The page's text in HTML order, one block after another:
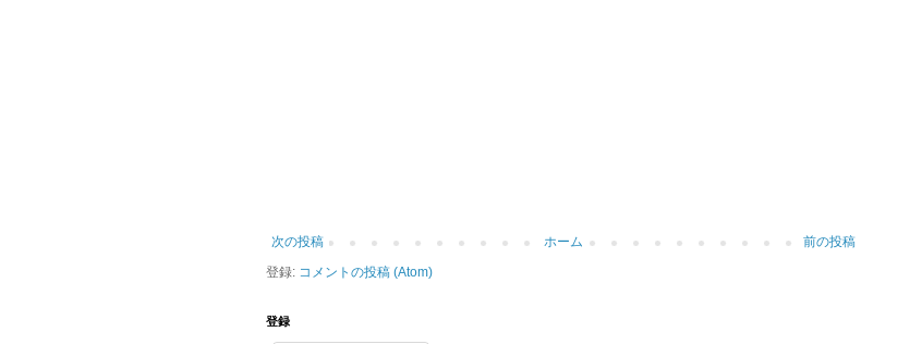
次の投稿 前の投稿
ホーム
登録: コメントの投稿 (Atom)
登録